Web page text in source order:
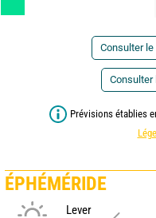
Consulter
Consulter
Prévisions établies
ÉPHÉMÉRIDE
Lever